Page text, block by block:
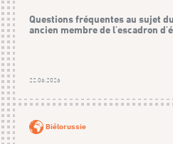
Questions fréquentes au sujet
ancien membre de l'escadron
22.06.2026
Biélorussie